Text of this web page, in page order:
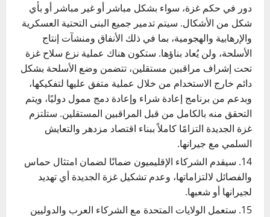
دور في حكم غزة، سواء بشكل مباشر أو غير مباشر أو بأي
شكل من الأشكال. سيتم تدمير جميع البنى التحتية العسكرية
والإرهابية والهجومية، بما في ذلك الأنفاق ومنشآت إنتاج
الأسلحة، ولن يُعاد بناؤها. ستكون هناك عملية نزع سلاح غزة
تحت إشراف مراقبين مستقلين، تتضمن وضع الأسلحة بشكل
دائم خارج الاستخدام من خلال عملية متفق عليها لتفكيكها،
وبدعم من برنامج إعادة شراء وإعادة دمج ممول دوليًا، ويتم
التحقق منه بالكامل من قبل المراقبين المستقلين. ستلتزم
غزة الجديدة التزامًا كاملاً ببناء اقتصاد مزدهر والتعايش
السلمي مع جيرانها.
سيقدم الشركاء الإقليميون ضمانًا لضمان امتثال حماس
والفصائل لالتزاماتها، وعدم تشكيل غزة الجديدة أي تهديد
لجيرانها أو شعبها.
ستعمل الولايات المتحدة مع الشركاء العرب والدوليين